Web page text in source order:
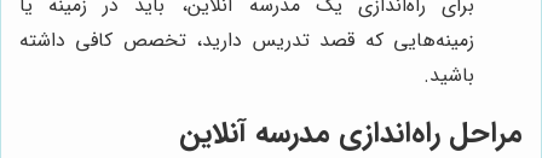
زمینه‌هایی که قصد تدریس دارید، تخصص کافی داشته
باشید.
مراحل راه‌اندازی مدرسه آنلاین